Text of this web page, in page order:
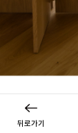
뒤로가기